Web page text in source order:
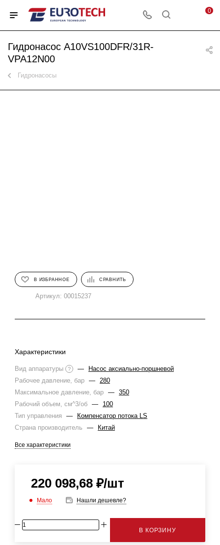
0
Гидронасос A10VS100DFR/31R-
VPA12N00
Гидронасосы
В ИЗБРАННОЕ СРАВНИТЬ
Артикул: 00015237
Характеристики
Вид аппаратуры ? —
Насос аксиально-поршневой
Рабочее давление, бар — 280
Максимальное давление, бар — 350
Рабочий объем, см^3/об —
100
Тип управления
—
Компенсатор потока LS
Страна производитель
— Китай
Все характеристики
220 098,68 ₽/шт
Мало Нашли дешевле?
В КОРЗИНУ